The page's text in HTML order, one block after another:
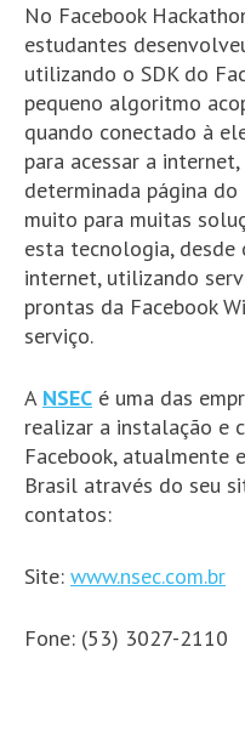
No Facebook
estudantes
utilizando o SDK do
pequeno algoritmo
quando conectado à
para acessar a
determinada página
muito para muitas
esta tecnologia,
internet, utilizando
prontas da Facebook
serviço.
A NSEC é uma das
realizar a instalação e
Facebook, atualmente
Brasil através do seu
contatos:
Site: www.nsec.com.br
Fone: (53) 3027-2110